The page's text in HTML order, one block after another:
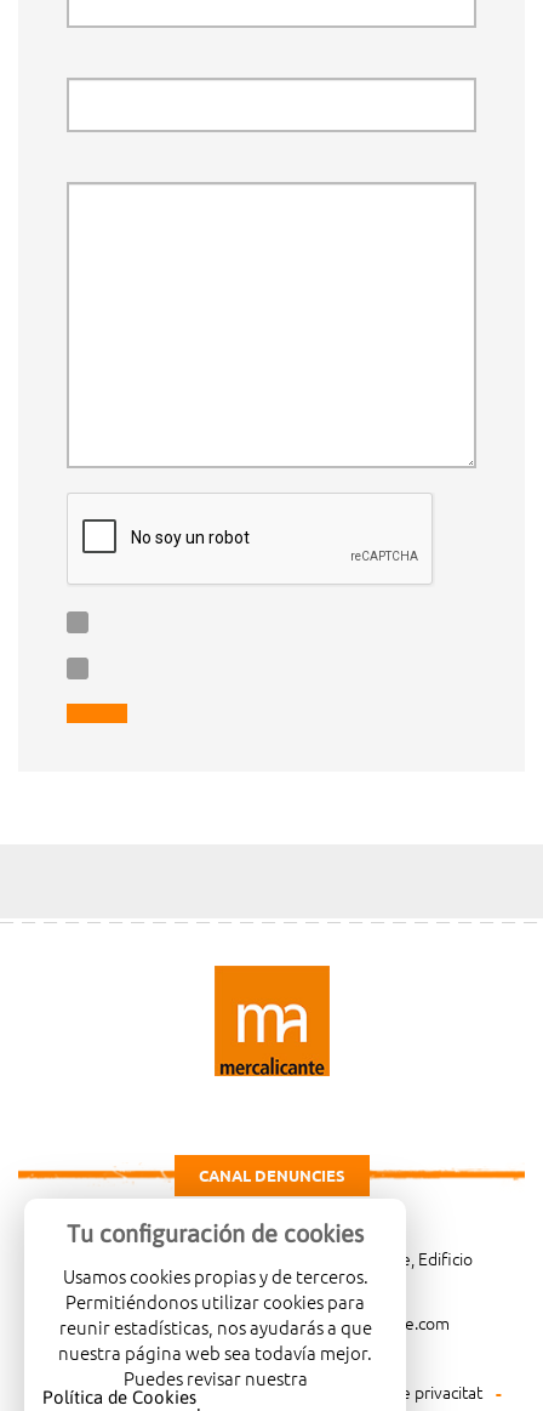
CANAL DENUNCIES
Carretera de Madrid Km. 4, 03007 Alicante, Edificio
Administrativo, planta 3ª
966081001
merca@mercalicante.com
Avís legal Política de cookies
Política de privacitat
Tu configuración de cookies
Usamos cookies propias y de terceros.
Permitiéndonos utilizar cookies para
reunir estadísticas, nos ayudarás a que
nuestra página web sea todavía mejor.
Puedes revisar nuestra
Política de Cookies.